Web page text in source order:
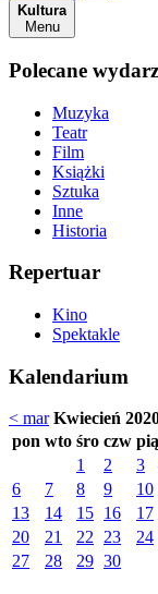
Kultura
Menu
Polecane
Muzyka
Teatr
Film
Książki
Sztuka
Inne
Historia
Repertuar
Kino
Spektakle
Kalendarium
< mar Kwiecień
pon wto śro czw pią
1
2 3
6
7 8 9 10
13
14 15 16 17
20
21 22 23 24
27
28 29 30